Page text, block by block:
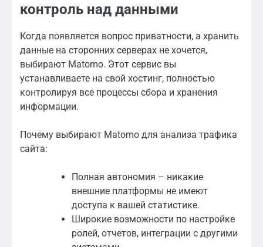
контроль над данными
Когда появляется вопрос приватности, а хранить
данные на сторонних серверах не хочется,
выбирают Matomo. Этот сервис вы
устанавливаете на свой хостинг, полностью
контролируя все процессы сбора и хранения
информации.
Почему выбирают Matomo для анализа трафика
сайта:
Полная автономия – никакие
внешние платформы не имеют
доступа к вашей статистике.
Широкие возможности по настройке
ролей, отчетов, интеграции с другими